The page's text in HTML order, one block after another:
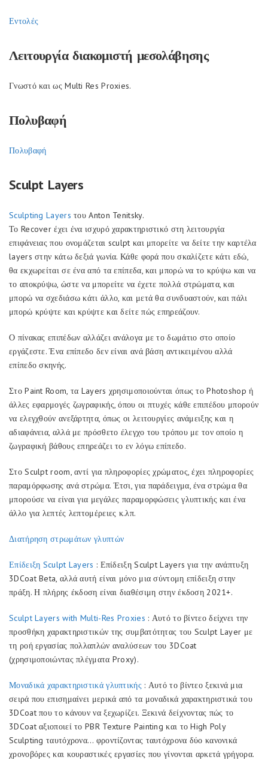
Εντολές
Λειτουργία διακομιστή μεσολάβησης
Γνωστό και ως Multi Res Proxies.
Πολυβαφή
Πολυβαφή
Sculpt Layers
Sculpting Layers του Anton Tenitsky.
Το Recover έχει ένα ισχυρό χαρακτηριστικό στη λειτουργία
επιφάνειας που ονομάζεται sculpt και μπορείτε να δείτε την καρτέλα
layers στην κάτω δεξιά γωνία. Κάθε φορά που σκαλίζετε κάτι εδώ,
θα εκχωρείται σε ένα από τα επίπεδα, και μπορώ να το κρύψω και να
το αποκρύψω, ώστε να μπορείτε να έχετε πολλά στρώματα, και
μπορώ να σχεδιάσω κάτι άλλο, και μετά θα συνδυαστούν, και πάλι
μπορώ κρύψτε και κρύψτε και δείτε πώς επηρεάζουν.
Ο πίνακας επιπέδων αλλάζει ανάλογα με το δωμάτιο στο οποίο
εργάζεστε. Ένα επίπεδο δεν είναι ανά βάση αντικειμένου αλλά
επίπεδο σκηνής.
Στο Paint Room, τα Layers χρησιμοποιούνται όπως το Photoshop ή
άλλες εφαρμογές ζωγραφικής, όπου οι πτυχές κάθε επιπέδου μπορούν
να ελεγχθούν ανεξάρτητα, όπως οι λειτουργίες ανάμειξης και η
αδιαφάνεια, αλλά με πρόσθετο έλεγχο του τρόπου με τον οποίο η
ζωγραφική βάθους επηρεάζει το εν λόγω επίπεδο.
Στο Sculpt room, αντί για πληροφορίες χρώματος, έχει πληροφορίες
παραμόρφωσης ανά στρώμα. Έτσι, για παράδειγμα, ένα στρώμα θα
μπορούσε να είναι για μεγάλες παραμορφώσεις γλυπτικής και ένα
άλλο για λεπτές λεπτομέρειες κ.λπ.
Διατήρηση στρωμάτων γλυπτών
Επίδειξη Sculpt Layers : Επίδειξη Sculpt Layers για την ανάπτυξη
3DCoat Beta, αλλά αυτή είναι μόνο μια σύντομη επίδειξη στην
πράξη. Η πλήρης έκδοση είναι διαθέσιμη στην έκδοση 2021+.
Sculpt Layers with Multi-Res Proxies : Αυτό το βίντεο δείχνει την
προσθήκη χαρακτηριστικών της συμβατότητας του Sculpt Layer με
τη ροή εργασίας πολλαπλών αναλύσεων του 3DCoat
(χρησιμοποιώντας πλέγματα Proxy).
Μοναδικά χαρακτηριστικά γλυπτικής : Αυτό το βίντεο ξεκινά μια
σειρά που επισημαίνει μερικά από τα μοναδικά χαρακτηριστικά του
3DCoat που το κάνουν να ξεχωρίζει. Ξεκινά δείχνοντας πώς το
3DCoat αξιοποιεί το PBR Texture Painting και το High Poly
Sculpting ταυτόχρονα… φροντίζοντας ταυτόχρονα δύο κανονικά
χρονοβόρες και κουραστικές εργασίες που γίνονται αρκετά γρήγορα.